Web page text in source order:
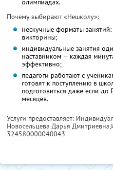
олимпиадах.
Почему выбирают «Нешколу»:
нескучные форматы занятий:
викторины;
индивидуальные занятия
наставником — каждая
эффективно;
педагоги работают с
готовят к поступлению в
подготовиться даже если до
месяцев.
Услуги предоставляет:
Новосельцева Дарья Дмитриевна,
324580000040043